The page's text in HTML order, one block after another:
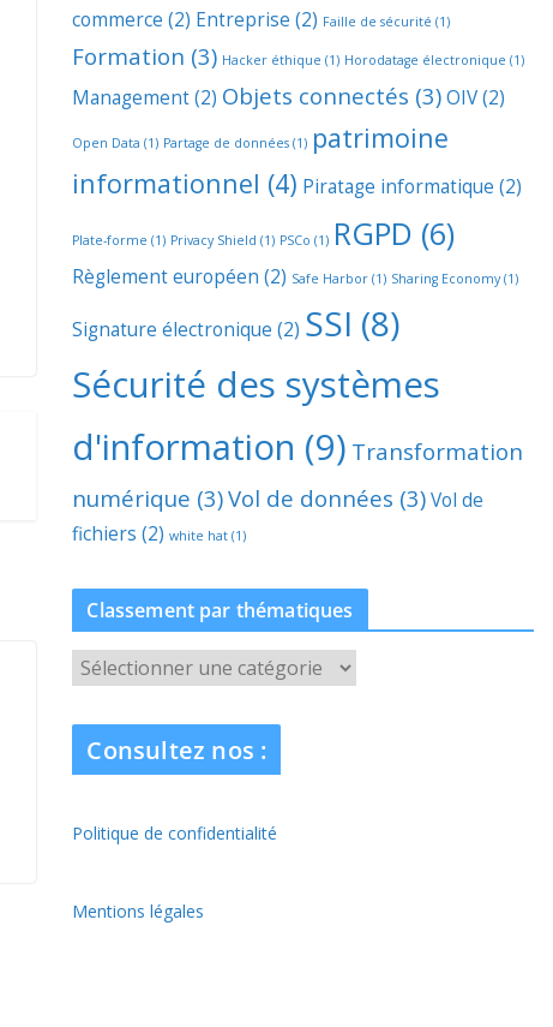
commerce (2) Entreprise (2) Faille de sécurité (1)
Formation (3) Hacker éthique (1) Horodatage électronique (1)
Management(2) Objets connectés (3) OIV(2)
Open Data (1) Partage de données (1) patrimoine
informationnel (4) Piratage informatique (2)
Plate-forme (1) Privacy Shield (1) PSCo (1) RGPD (6)
Règlement européen (2) Safe Harbor (1) Sharing Economy(1)
Signature électronique (2) SSI (8)
Sécurité des systèmes
d'information (9) Transformation
numérique (3)Vol de données (3) Vol de
fichiers (2) white hat (1)
Classement par thématiques
C
l
a
m
n
Consultez nos :
Politique de confidentialité
Mentions légales